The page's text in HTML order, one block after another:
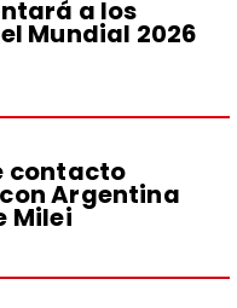
a los
Mundial 2026
contacto
Argentina
Milei